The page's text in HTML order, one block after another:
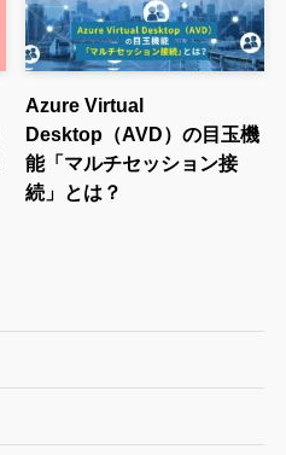
Azure Virtual
Desktop（AVD）の目玉機
能「マルチセッション接
続」とは？